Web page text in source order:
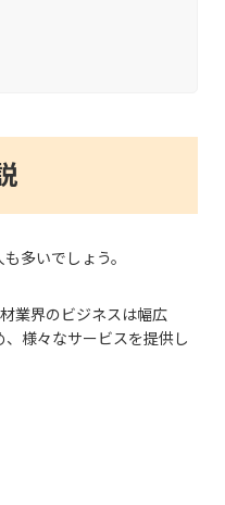
多いでしょう。
業界のビジネスは幅広
様々なサービスを提供し